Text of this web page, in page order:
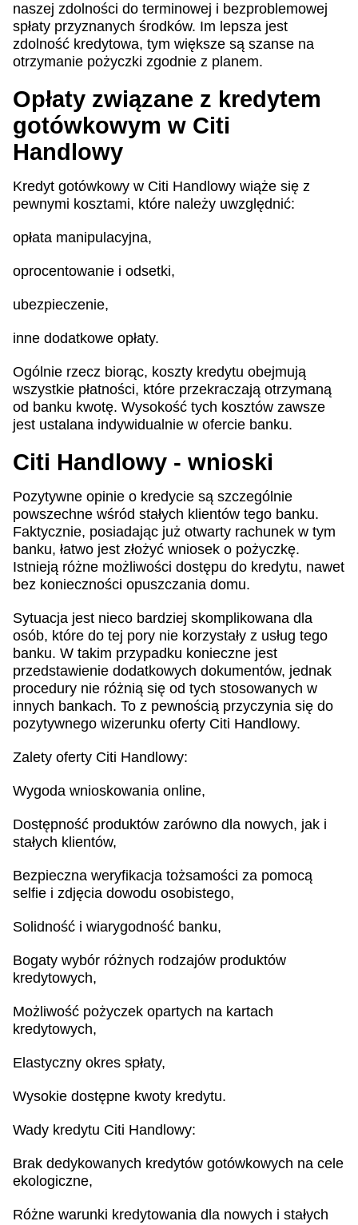
naszej zdolności do terminowej i bezproblemowej
spłaty przyznanych środków. Im lepsza jest
zdolność kredytowa, tym większe są szanse na
otrzymanie pożyczki zgodnie z planem.
Opłaty związane z kredytem
gotówkowym w Citi
Handlowy
Kredyt gotówkowy w Citi Handlowy wiąże się z
pewnymi kosztami, które należy uwzględnić:
opłata manipulacyjna,
oprocentowanie i odsetki,
ubezpieczenie,
inne dodatkowe opłaty.
Ogólnie rzecz biorąc, koszty kredytu obejmują
wszystkie płatności, które przekraczają otrzymaną
od banku kwotę. Wysokość tych kosztów zawsze
jest ustalana indywidualnie w ofercie banku.
Citi Handlowy - wnioski
Pozytywne opinie o kredycie są szczególnie
powszechne wśród stałych klientów tego banku.
Faktycznie, posiadając już otwarty rachunek w tym
banku, łatwo jest złożyć wniosek o pożyczkę.
Istnieją różne możliwości dostępu do kredytu, nawet
bez konieczności opuszczania domu.
Sytuacja jest nieco bardziej skomplikowana dla
osób, które do tej pory nie korzystały z usług tego
banku. W takim przypadku konieczne jest
przedstawienie dodatkowych dokumentów, jednak
procedury nie różnią się od tych stosowanych w
innych bankach. To z pewnością przyczynia się do
pozytywnego wizerunku oferty Citi Handlowy.
Zalety oferty Citi Handlowy:
Wygoda wnioskowania online,
Dostępność produktów zarówno dla nowych, jak i
stałych klientów,
Bezpieczna weryfikacja tożsamości za pomocą
selfie i zdjęcia dowodu osobistego,
Solidność i wiarygodność banku,
Bogaty wybór różnych rodzajów produktów
kredytowych,
Możliwość pożyczek opartych na kartach
kredytowych,
Elastyczny okres spłaty,
Wysokie dostępne kwoty kredytu.
Wady kredytu Citi Handlowy:
Brak dedykowanych kredytów gotówkowych na cele
ekologiczne,
Różne warunki kredytowania dla nowych i stałych